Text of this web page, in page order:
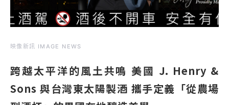
映像新訊 IMAGE NEWS
跨越太平洋的風土共鳴 美國 J. Henry &
Sons 與台灣東太陽製酒 攜手定義「從農場